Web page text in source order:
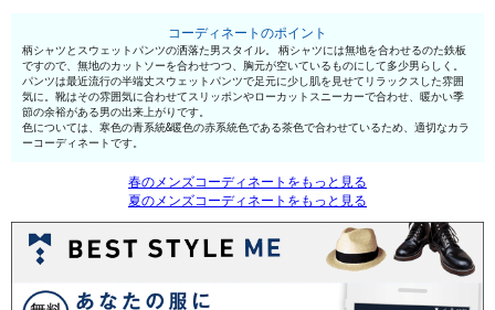
コーディネートのポイント
柄シャツとスウェットパンツの洒落た男スタイル。 柄シャツには無地を合わせるのた鉄板
ですので、無地のカットソーを合わせつつ、胸元が空いているものにして多少男らしく。
パンツは最近流行の半端丈スウェットパンツで足元に少し肌を見せてリラックスした雰囲
気に。靴はその雰囲気に合わせてスリッポンやローカットスニーカーで合わせ、暖かい季
節の余裕がある男の出来上がりです。
色については、寒色の青系統&暖色の赤系統色である茶色で合わせているため、適切なカラ
ーコーディネートです。
春のメンズコーディネートをもっと見る
夏のメンズコーディネートをもっと見る